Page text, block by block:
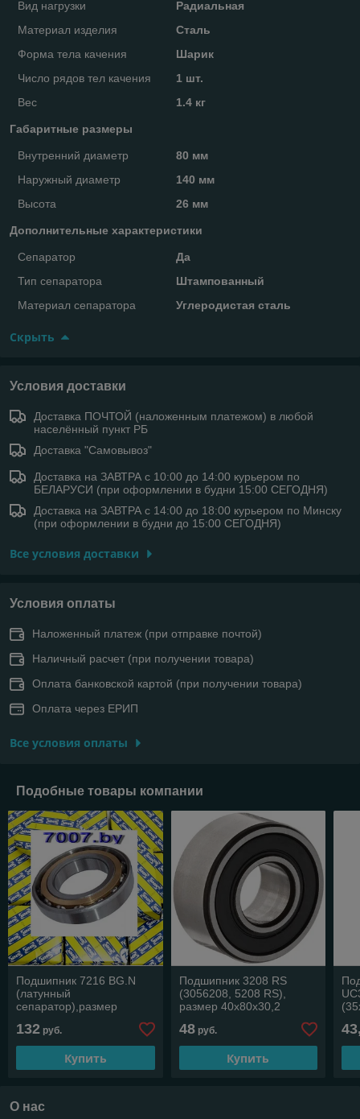
Вид нагрузки
Радиальная
Материал изделия
Сталь
Форма тела качения
Шарик
Число рядов тел качения
1 шт.
Вес
1.4 кг
Габаритные размеры
Внутренний диаметр
80 мм
Наружный диаметр
140 мм
Высота
26 мм
Дополнительные характеристики
Сепаратор
Да
Тип сепаратора
Штампованный
Материал сепаратора
Углеродистая сталь
Скрыть
Условия доставки
Доставка ПОЧТОЙ (наложенным платежом) в любой
населённый пункт РБ
Доставка "Самовывоз"
Доставка на ЗАВТРА с 10:00 до 14:00 курьером по
БЕЛАРУСИ (при оформлении в будни 15:00 СЕГОДНЯ)
Доставка на ЗАВТРА с 14:00 до 18:00 курьером по Минску
(при оформлении в будни до 15:00 СЕГОДНЯ)
Все условия доставки
Условия оплаты
Наложенный платеж (при отправке почтой)
Наличный расчет (при получении товара)
Оплата банковской картой (при получении товара)
Оплата через ЕРИП
Все условия оплаты
Подобные товары компании
Подшипник 7216 BG.N
(латунный
сепаратор),размер
80*140*26, производитель
SNR (France)
132 руб.
Купить
Подшипник 3208 RS
(3056208, 5208 RS),
размер 40х80х30,2
48руб.
Купить
О нас